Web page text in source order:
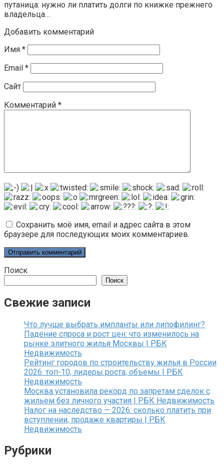
путаница: нужно ли платить долги по книжке прежнего
владельца…
Добавить комментарий
Имя *
Email *
Сайт
Комментарий *
Сохранить моё имя, email и адрес сайта в этом
браузере для последующих моих комментариев.
Поиск
Поиск
Свежие записи
Что лучше выбрать импланты или липофилинг?
Падение спроса и рост цен: что изменилось на
рынке элитного жилья Москвы | РБК
Недвижимость
Рейтинг городов по строительству жилья в России
2026: топ-10, лидеры роста, объемы | РБК
Недвижимость
Москва установила рекорд по запретам сделок с
жильем без личного участия | РБК Недвижимость
Налог на наследство — 2026: сколько платить при
вступлении, продаже квартиры | РБК
Недвижимость
Рубрики